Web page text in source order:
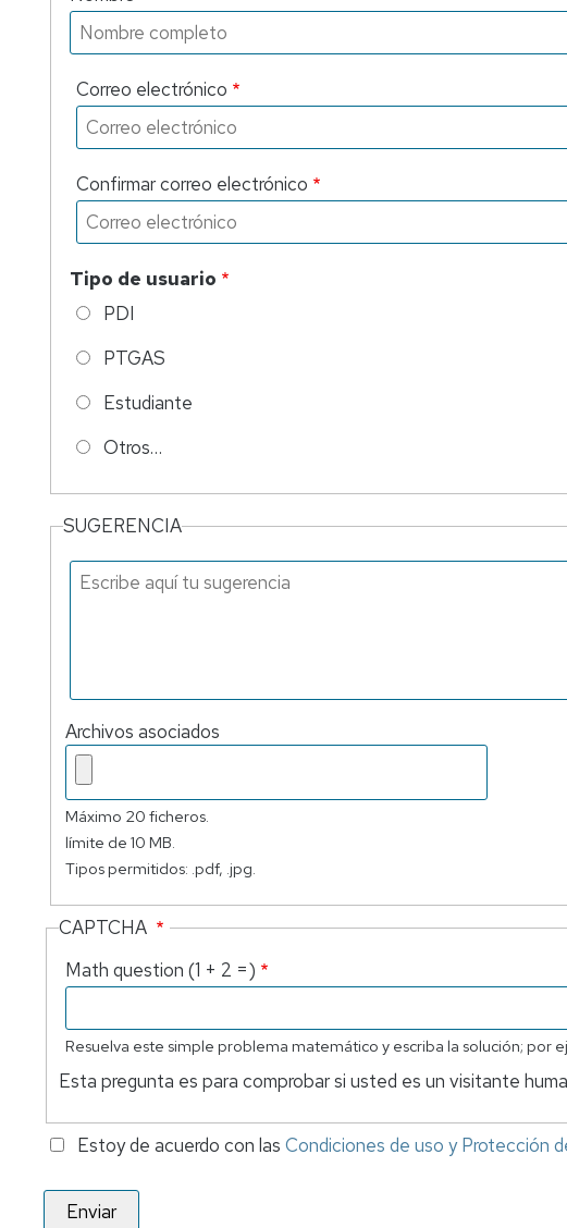
Correo
electrónico
Correo electrónico
Confirmar correo electrónico
Tipo de usuario
PDI
PTGAS
Estudiante
Otros…
SUGERENCIA
Archivos asociados
Máximo 20 ficheros.
límite de 10 MB.
Tipos permitidos: .pdf, .jpg.
CAPTCHA
Math question (1 + 2 =)
Resuelva este simple problema matemático y escriba la solución; por
Esta pregunta es para comprobar si usted es un visitante
Estoy de acuerdo con lasCondiciones de uso y Protección